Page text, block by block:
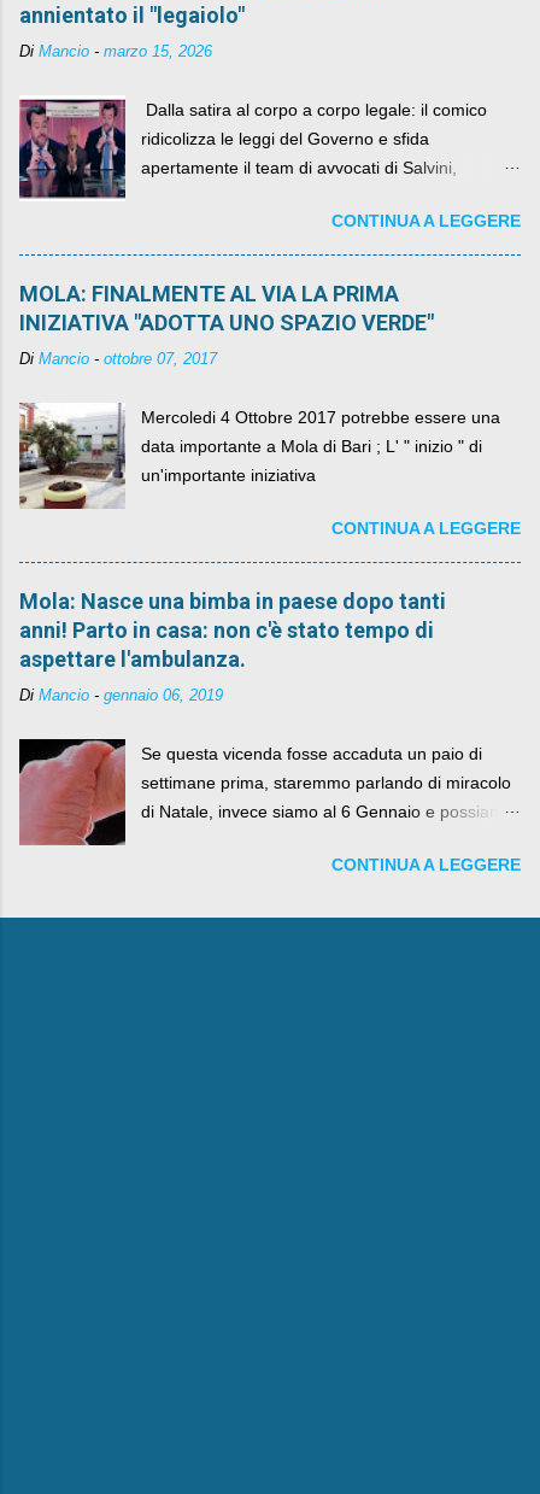
annientato il "legaiolo"
Di Mancio - marzo 15, 2026
​ Dalla satira al corpo a corpo legale: il comico
ridicolizza le leggi del Governo e sfida
apertamente il team di avvocati di Salvini,
CONTINUA A LEGGERE
MOLA: FINALMENTE AL VIA LA PRIMA
INIZIATIVA "ADOTTA UNO SPAZIO VERDE"
Di Mancio - ottobre 07, 2017
Mercoledi 4 Ottobre 2017 potrebbe essere una
data importante a Mola di Bari ; L' " inizio " di
un'importante iniziativa
CONTINUA A LEGGERE
Mola: Nasce una bimba in paese dopo tanti
anni! Parto in casa: non c'è stato tempo di
aspettare l'ambulanza.
Di Mancio - gennaio 06, 2019
Se questa vicenda fosse accaduta un paio di
settimane prima, staremmo parlando di miracolo
di Natale, invece siamo al 6 Gennaio e possiamo
e la Befana, visto il lieto epilogo della vicenda.
CONTINUA A LEGGERE